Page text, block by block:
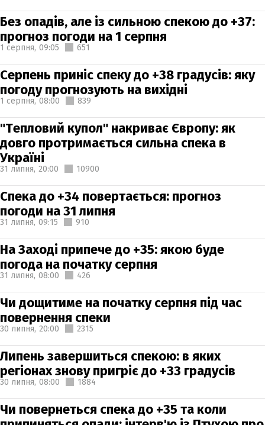
Без опадів, але із сильною спекою до +37:
прогноз погоди на 1 серпня
1 серпня, 09:05 651
Серпень приніс спеку до +38 градусів: яку
погоду прогнозують на вихідні
1 серпня, 08:00 839
"Тепловий купол" накриває Європу: як
довго протримається сильна спека в
Україні
31 липня, 20:00 10900
Спека до +34 повертається: прогноз
погоди на 31 липня
31 липня, 09:15 910
На Заході припече до +35: якою буде
погода на початку серпня
31 липня, 08:00 426
Чи дощитиме на початку серпня під час
повернення спеки
30 липня, 20:00 2315
Липень завершиться спекою: в яких
регіонах знову пригріє до +33 градусів
30 липня, 08:00 1884
Чи повернеться спека до +35 та коли